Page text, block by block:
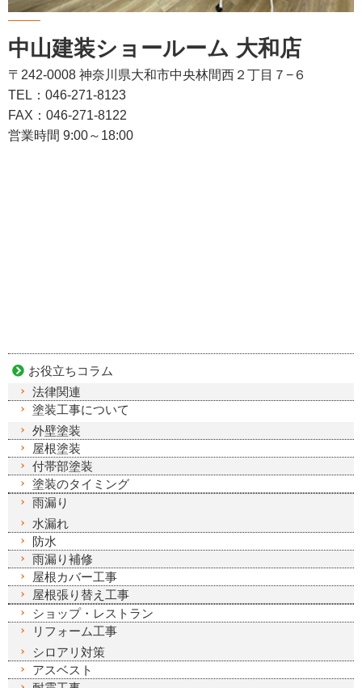
中山建装ショールーム 大和店
〒242-0008 神奈川県大和市中央林間西２丁目７−６
TEL：046-271-8123
FAX：046-271-8122
営業時間 9:00～18:00
お役立ちコラム
法律関連
塗装工事について
外壁塗装
屋根塗装
付帯部塗装
塗装のタイミング
雨漏り
水漏れ
防水
雨漏り補修
屋根カバー工事
屋根張り替え工事
ショップ・レストラン
リフォーム工事
シロアリ対策
アスベスト